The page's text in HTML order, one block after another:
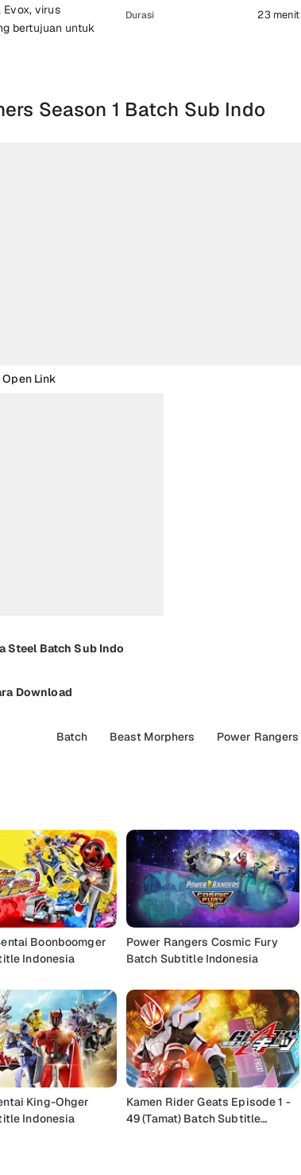
Durasi 23 menit
virus
bertujuan untuk
Season 1 Batch Sub Indo
Steel Batch Sub Indo
Download
Batch Beast Morphers Power Rangers
Boonboomger
Indonesia
Power Rangers Cosmic Fury
Batch Subtitle Indonesia
King-Ohger
Indonesia
Kamen Rider Geats Episode 1 -
49 (Tamat) Batch Subtitle